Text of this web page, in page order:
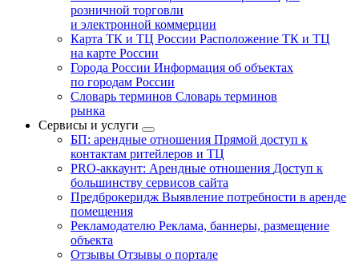
розничной торговли
и электронной коммерции
Карта ТК и ТЦ России Расположение ТК и ТЦ
на карте России
Города России Информация об объектах
по городам России
Словарь терминов Словарь терминов
рынка
Сервисы и услуги
БП: арендные отношения Прямой доступ к
контактам ритейлеров и ТЦ
PRO-аккаунт: Арендные отношения Доступ к
большинству сервисов сайта
Предброкеридж Выявление потребности в аренде
помещения
Рекламодателю Реклама, баннеры, размещение
объекта
Отзывы Отзывы о портале